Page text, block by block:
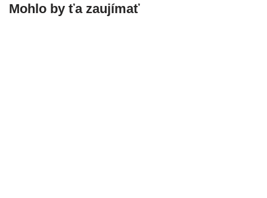
Mohlo by ťa zaujímať